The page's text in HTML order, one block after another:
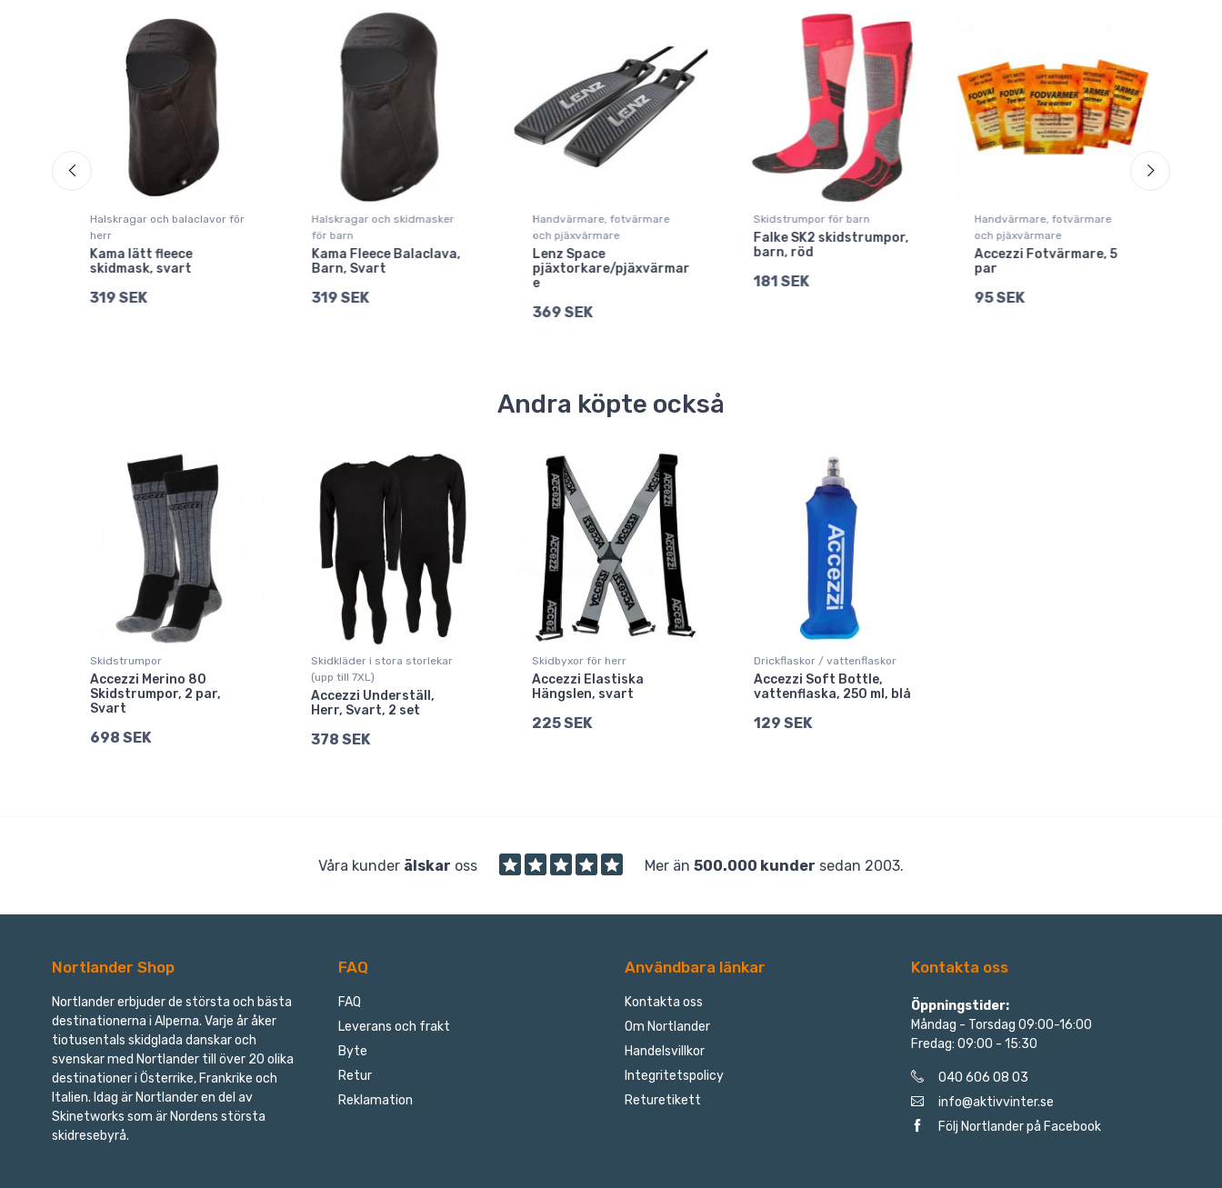
Halskragar och balaclavor för
herr
Kama lätt fleece
skidmask, svart
319 SEK
Halskragar och skidmasker
för barn
Kama Fleece Balaclava,
Barn, Svart
319 SEK
Handvärmare, fotvärmare
och pjäxvärmare
Lenz Space
pjäxtorkare/pjäxvärmar
e
369 SEK
Skidstrumpor för barn
Falke SK2 skidstrumpor,
barn, röd
181 SEK
Handvärmare, fotvärmare
och pjäxvärmare
Accezzi Fotvärmare, 5
par
95 SEK
Andra köpte också
Skidstrumpor
Accezzi Merino 80
Skidstrumpor, 2 par,
Svart
698 SEK
Skidkläder i stora storlekar
(upp till 7XL)
Accezzi Underställ,
Herr, Svart, 2 set
378 SEK
Skidbyxor för herr
Accezzi Elastiska
Hängslen, svart
225 SEK
Drickflaskor / vattenflaskor
Accezzi Soft Bottle,
vattenflaska, 250 ml, blå
129 SEK
Våra kunder älskar oss Mer än 500.000 kunder sedan 2003.
Nortlander Shop
Nortlander erbjuder de största och bästa
destinationerna i Alperna. Varje år åker
tiotusentals skidglada danskar och
svenskar med Nortlander till över 20 olika
destinationer i Österrike, Frankrike och
Italien. Idag är Nortlander en del av
Skinetworks som är Nordens största
skidresebyrå.
FAQ
FAQ
Leverans och frakt
Byte
Retur
Reklamation
Användbara länkar
Kontakta oss
Om Nortlander
Handelsvillkor
Integritetspolicy
Returetikett
Kontakta oss
Öppningstider:
Måndag - Torsdag 09:00-16:00
Fredag: 09:00 - 15:30
040 606 08 03
info@aktivvinter.se
Följ Nortlander på Facebook